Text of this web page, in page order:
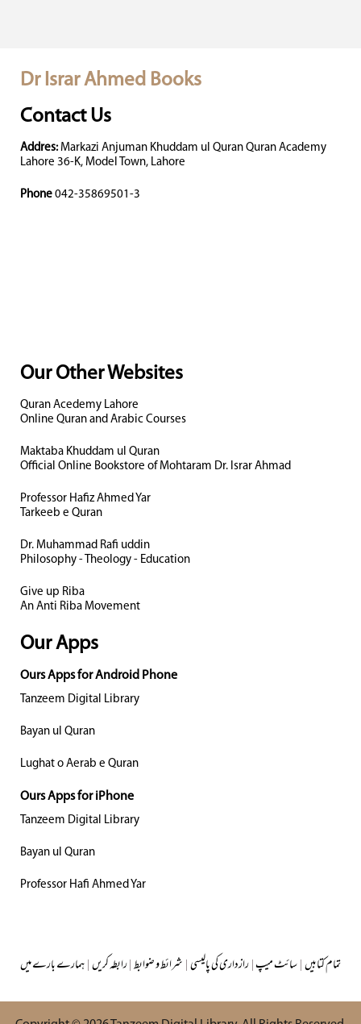
Dr Israr Ahmed Books
Contact Us
Addres: Markazi Anjuman Khuddam ul Quran Quran Academy
Lahore 36-K, Model Town, Lahore
Phone 042-35869501-3
Our Other Websites
Quran Acedemy Lahore
Online Quran and Arabic Courses
Maktaba Khuddam ul Quran
Official Online Bookstore of Mohtaram Dr. Israr Ahmad
Professor Hafiz Ahmed Yar
Tarkeeb e Quran
Dr. Muhammad Rafi uddin
Philosophy - Theology - Education
Give up Riba
An Anti Riba Movement
Our Apps
Ours Apps for Android Phone
Tanzeem Digital Library
Bayan ul Quran
Lughat o Aerab e Quran
Ours Apps for iPhone
Tanzeem Digital Library
Bayan ul Quran
Professor Hafi Ahmed Yar
ہمارے بارے میں|رابطہ کریں|شرائط و ضوابط|رازداری کی پالیسی|سائٹ میپ|تمام کتابیں